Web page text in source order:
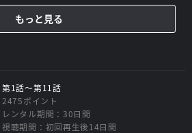
もっと見る
第1話～第11話
2475ポイント
レンタル期間：30日間
視聴期間：初回再生後14日間